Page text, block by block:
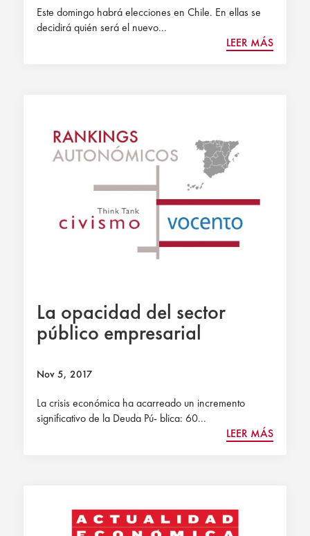
Este domingo habrá elecciones en Chile. En ellas se
decidirá quién será el nuevo...
LEER MÁS
La opacidad del sector
público empresarial
Nov 5, 2017
La crisis económica ha acarreado un incremento
significativo de la Deuda Pú- blica: 60...
LEER MÁS